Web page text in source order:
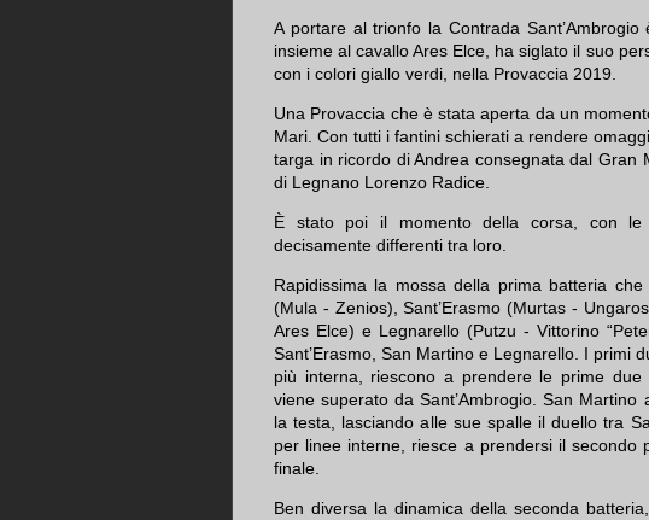
A portare al trionfo la Contrada
insieme al cavallo Ares Elce, ha siglato il suo
con i colori giallo verdi, nella Provaccia 2019.
Una Provaccia che è stata aperta da un
Mari. Con tutti i fantini schierati a rendere
targa in ricordo di Andrea consegnata dal Gran
di Legnano Lorenzo Radice.
È stato poi il momento della corsa, con
decisamente differenti tra loro.
Rapidissima la mossa della prima batteria
(Mula - Zenios), Sant’Erasmo (Murtas -
Ares Elce) e Legnarello (Putzu - Vittorino
Sant’Erasmo, San Martino e Legnarello. I primi
più interna, riescono a prendere le prime
viene superato da Sant’Ambrogio. San
la testa, lasciando alle sue spalle il duello tra
per linee interne, riesce a prendersi il secondo
finale.
Ben diversa la dinamica della seconda